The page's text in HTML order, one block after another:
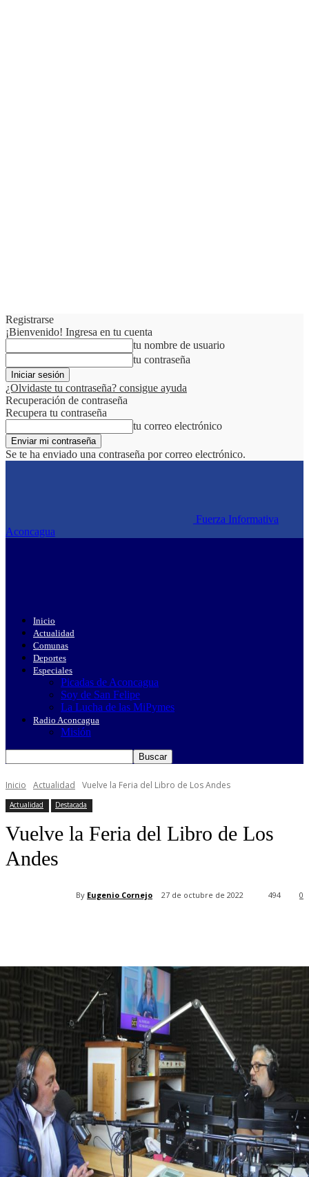
Registrarse
¡Bienvenido! Ingresa en tu cuenta
tu nombre de usuario
tu contraseña
¿Olvidaste tu contraseña? consigue ayuda
Recuperación de contraseña
Recupera tu contraseña
tu correo electrónico
Se te ha enviado una contraseña por correo electrónico.
Fuerza Informativa
Aconcagua
Inicio
Actualidad
Comunas
Deportes
Especiales
Picadas de Aconcagua
Soy de San Felipe
La Lucha de las MiPymes
Radio Aconcagua
Misión
Inicio Actualidad Vuelve la Feria del Libro de Los Andes
Actualidad Destacada
Vuelve la Feria del Libro de Los
Andes
By Eugenio Cornejo 27 de octubre de 2022 0
494